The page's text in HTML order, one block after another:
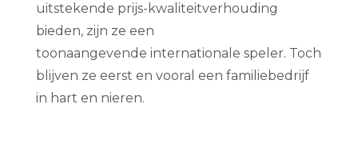
uitstekende prijs-kwaliteitverhouding
bieden, zijn ze een
toonaangevende internationale speler. Toch
blijven ze eerst en vooral een familiebedrijf
in hart en nieren.